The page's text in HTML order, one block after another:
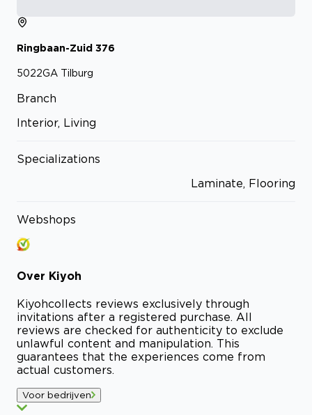
Ringbaan-Zuid 376
5022GA Tilburg
Branch
Interior, Living
Specializations
Laminate, Flooring
Webshops
Over Kiyoh
Kiyohcollects reviews exclusively through
invitations after a registered purchase. All
reviews are checked for authenticity to exclude
unlawful content and manipulation. This
guarantees that the experiences come from
actual customers.
Voor bedrijven